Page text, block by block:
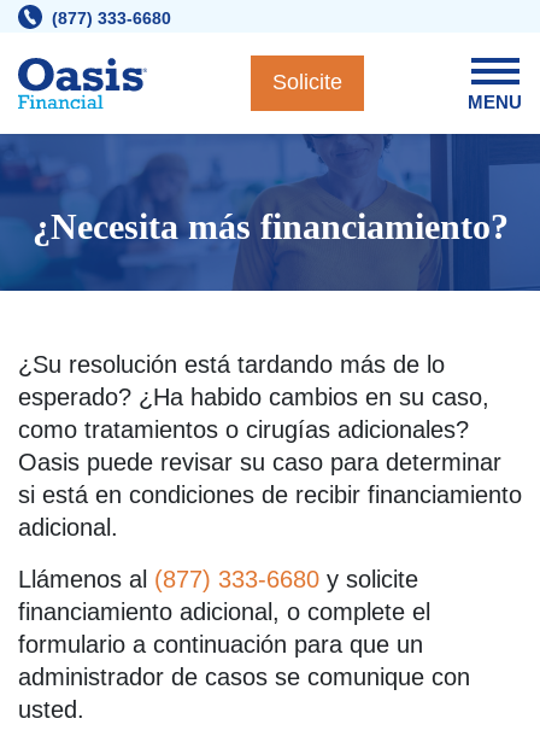
Skip
content
(877) 333-6680
MENU
Solicite
¿Necesita más financiamiento?
¿Su resolución está tardando más de lo
esperado? ¿Ha habido cambios en su caso,
como tratamientos o cirugías adicionales?
Oasis puede revisar su caso para determinar
si está en condiciones de recibir financiamiento
adicional.
Llámenos al (877) 333-6680 y solicite
financiamiento adicional, o complete el
formulario a continuación para que un
administrador de casos se comunique con
usted.